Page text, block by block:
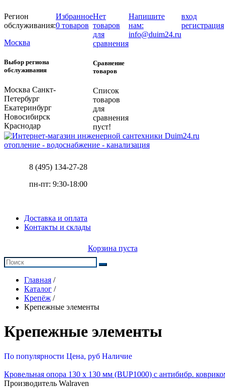
Регион
обслуживания:
Москва
Выбор региона
обслуживания
Москва Санкт-
Петербург
Екатеринбург
Новосибирск
Краснодар
Избранное
0 товаров
Нет
товаров
для
сравнения
Сравнение
товаров
Список
товаров
для
сравнения
пуст!
Напишите
нам:
info@duim24.ru
вход
регистрация
отопление - водоснабжение - канализация
8 (495) 134-27-28
пн-пт: 9:30-18:00
Доставка и оплата
Контакты и склады
Корзина пуста
Главная /
Каталог /
Крепёж /
Крепежные элементы
Крепежные элементы
По популярности Цена, руб Наличие
Кровельная опора 130 х 130 мм (BUP1000) с антибибр.
Производитель Walraven